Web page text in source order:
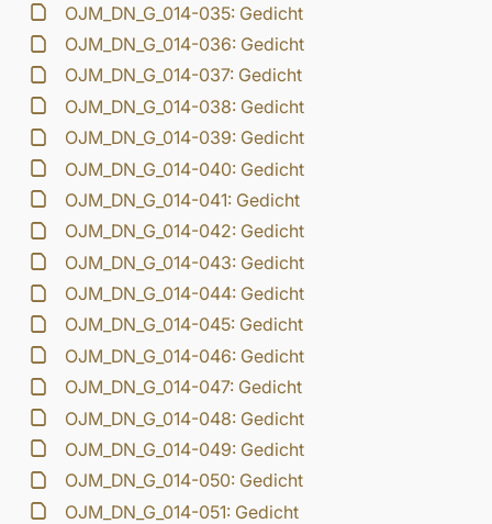
OJM_DN_G_014-035: Gedicht
OJM_DN_G_014-036: Gedicht
OJM_DN_G_014-037: Gedicht
OJM_DN_G_014-038: Gedicht
OJM_DN_G_014-039: Gedicht
OJM_DN_G_014-040: Gedicht
OJM_DN_G_014-041: Gedicht
OJM_DN_G_014-042: Gedicht
OJM_DN_G_014-043: Gedicht
OJM_DN_G_014-044: Gedicht
OJM_DN_G_014-045: Gedicht
OJM_DN_G_014-046: Gedicht
OJM_DN_G_014-047: Gedicht
OJM_DN_G_014-048: Gedicht
OJM_DN_G_014-049: Gedicht
OJM_DN_G_014-050: Gedicht
OJM_DN_G_014-051: Gedicht